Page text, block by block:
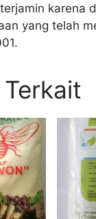
karena
yang telah